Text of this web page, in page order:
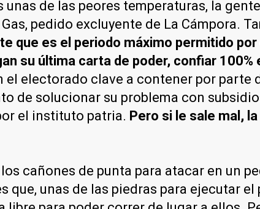
de las peores temperaturas, la
pedido excluyente de La Cámpora.
que es el periodo máximo permitido
su última carta de poder, confiar 100%
el electorado clave a contener por parte
de solucionar su problema con
el instituto patria. Pero si le sale mal,
cañones de punta para atacar en un
unas de las piedras para ejecutar